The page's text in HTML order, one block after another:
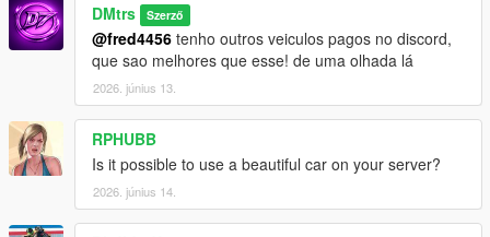
DMtrs Szerző
@fred4456 tenho outros veiculos pagos no discord,
que sao melhores que esse! de uma olhada lá
2026. június 13.
RPHUBB
Is it possible to use a beautiful car on your server?
2026. június 14.